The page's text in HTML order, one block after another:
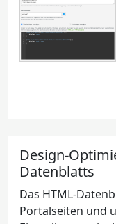
Design-
Datenblatts
Das HTML-
Portalseiten und